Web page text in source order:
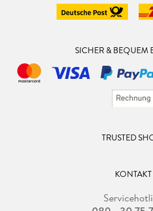
SICHER & BEQUEM
TRUSTED
KONTAKT